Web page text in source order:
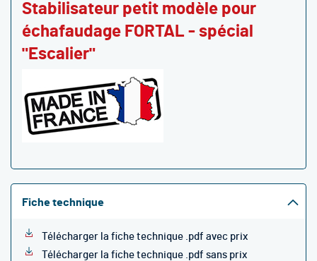
Stabilisateur petit modèle pour
échafaudage FORTAL - spécial
"Escalier"
Fiche technique
Télécharger la fiche technique .pdf avec prix
Télécharger la fiche technique .pdf sans prix